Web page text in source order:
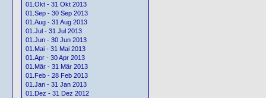
01.Okt - 31 Okt 2013
01.Sep - 30 Sep 2013
01.Aug - 31 Aug 2013
01.Jul - 31 Jul 2013
01.Jun - 30 Jun 2013
01.Mai - 31 Mai 2013
01.Apr - 30 Apr 2013
01.Mär - 31 Mär 2013
01.Feb - 28 Feb 2013
01.Jan - 31 Jan 2013
01.Dez - 31 Dez 2012